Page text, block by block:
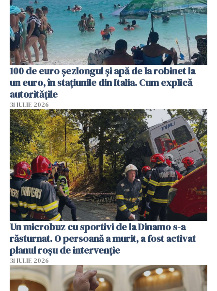
100 de euro șezlongul și apă de la robinet la
un euro, în stațiunile din Italia. Cum explică
autoritățile
31 IULIE 2026
Un microbuz cu sportivi de la Dinamo s-a
răsturnat. O persoană a murit, a fost activat
planul roșu de intervenție
31 IULIE 2026